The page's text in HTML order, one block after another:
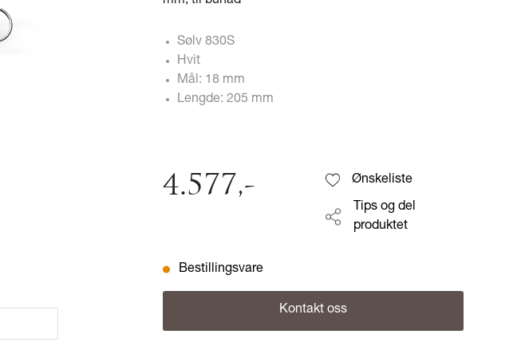
Sølv 830S
Hvit
Mål: 18 mm
Lengde: 205 mm
4.577,- Ønskeliste
Tips og del
produktet
Bestillingsvare
Kontakt oss